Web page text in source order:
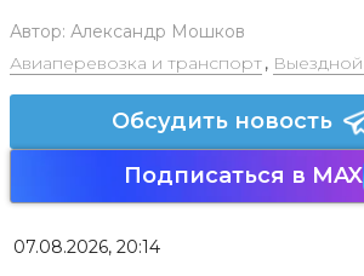
Автор: Александр Мошков
Авиаперевозка и транспорт,
Обсудить новость
Подписаться в MAX
07.08.2026, 20:14